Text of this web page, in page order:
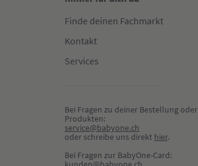
Finde deinen Fachmarkt
Kontakt
Services
Bei Fragen zu deiner Bestellung oder
Produkten:
service@babyone.ch
oder schreibe uns direkt hier.
Bei Fragen zur BabyOne-Card: